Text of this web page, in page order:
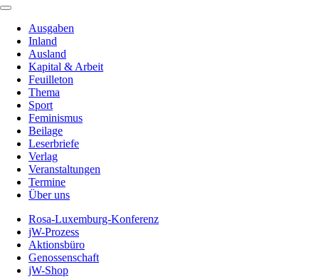
Ausgaben
Inland
Ausland
Kapital & Arbeit
Feuilleton
Thema
Sport
Feminismus
Beilage
Leserbriefe
Verlag
Veranstaltungen
Termine
Über uns
Rosa-Luxemburg-Konferenz
jW-Prozess
Aktionsbüro
Genossenschaft
jW-Shop